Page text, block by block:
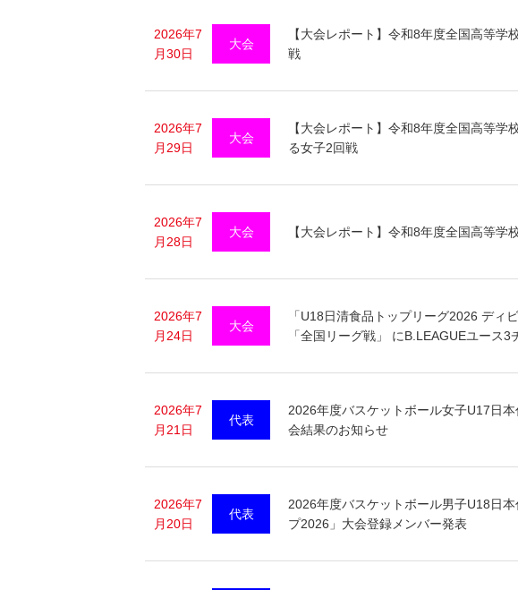
2026年7
月30日
大会
【大会レポート】令和8年度全国高等
戦
2026年7
月29日
大会
【大会レポート】令和8年度全国高等
る女子2回戦
2026年7
月28日
大会 【大会レポート】令和8年度全国高等
2026年7
月24日
大会
「U18日清食品トップリーグ2026 ディ
「全国リーグ戦」 にB.LEAGUEユース3
2026年7
月21日
代表
2026年度バスケットボール女子U17日
会結果のお知らせ
2026年7
月20日
代表
2026年度バスケットボール男子U18日
プ2026」大会登録メンバー発表